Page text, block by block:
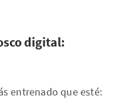
digital:
entrenado que esté: